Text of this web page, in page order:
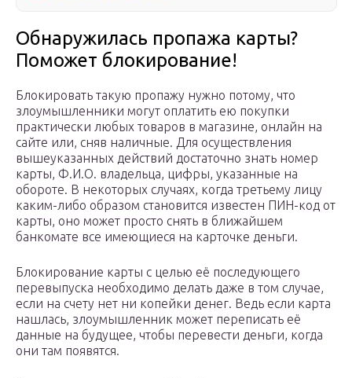
Обнаружилась пропажа карты?
Поможет блокирование!
Блокировать такую пропажу нужно потому, что
злоумышленники могут оплатить ею покупки
практически любых товаров в магазине, онлайн на
сайте или, сняв наличные. Для осуществления
вышеуказанных действий достаточно знать номер
карты, Ф.И.О. владельца, цифры, указанные на
обороте. В некоторых случаях, когда третьему лицу
каким-либо образом становится известен ПИН-код от
карты, оно может просто снять в ближайшем
банкомате все имеющиеся на карточке деньги.
Блокирование карты с целью её последующего
перевыпуска необходимо делать даже в том случае,
если на счету нет ни копейки денег. Ведь если карта
нашлась, злоумышленник может переписать её
данные на будущее, чтобы перевести деньги, когда
они там появятся.